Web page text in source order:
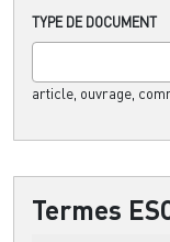
TYPE DE DOCUMENT
article, ouvrage,
Termes